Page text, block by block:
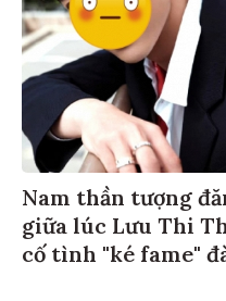
Nam thần tượng
giữa lúc Lưu Thi
cố tình "ké fame"